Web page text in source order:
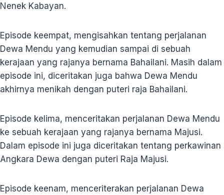
Nenek Kabayan.
Episode keempat, mengisahkan tentang perjalanan
Dewa Mendu yang kemudian sampai di sebuah
kerajaan yang rajanya bernama Bahailani. Masih dalam
episode ini, diceritakan juga bahwa Dewa Mendu
akhirnya menikah dengan puteri raja Bahailani.
Episode kelima, menceritakan perjalanan Dewa Mendu
ke sebuah kerajaan yang rajanya bernama Majusi.
Dalam episode ini juga diceritakan tentang perkawinan
Angkara Dewa dengan puteri Raja Majusi.
Episode keenam, menceriterakan perjalanan Dewa